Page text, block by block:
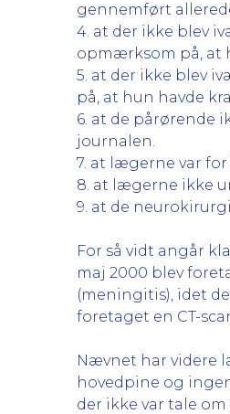
gennemført
4. at der ikke blev
opmærksom på, at
5. at der ikke blev
på, at hun havde
6. at de pårørende
journalen.
7. at lægerne var
8. at lægerne ikke
9. at de
For så vidt angår
maj 2000 blev
(meningitis), idet
foretaget en CT-
Nævnet har videre
hovedpine og
der ikke var tale